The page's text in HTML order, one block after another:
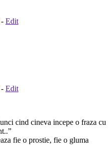
- Edit
- Edit
cind cineva incepe o fraza cu
fie o prostie, fie o gluma